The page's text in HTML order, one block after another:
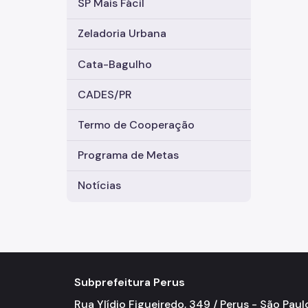
SP Mais Fácil
Zeladoria Urbana
Cata-Bagulho
CADES/PR
Termo de Cooperação
Programa de Metas
Notícias
Subprefeitura Perus
Rua Ylídio Figueiredo, 349 / Perus - São